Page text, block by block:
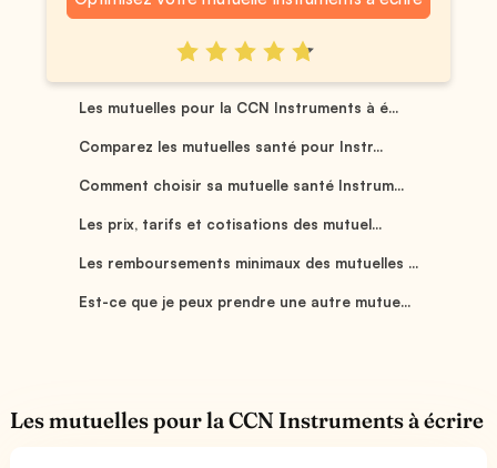
Les mutuelles pour la CCN Instruments à é...
Comparez les mutuelles santé pour Instr...
Comment choisir sa mutuelle santé Instrum...
Les prix, tarifs et cotisations des mutuel...
Les remboursements minimaux des mutuelles ...
Est-ce que je peux prendre une autre mutue...
Les mutuelles pour la CCN Instruments à écrire